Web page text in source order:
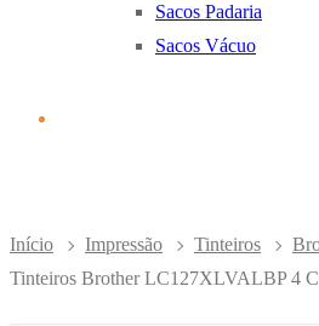
Sacos Padaria
Sacos Vácuo
Início Impressão Tinteiros
Tinteiros Brother LC127XLVALBP 4